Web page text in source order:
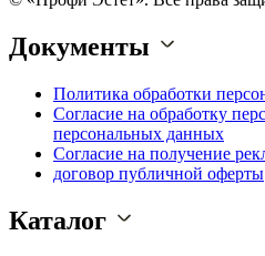
Документы
Политика обработки
Согласие на обработку
персональных данных
Согласие на получение
договор публичной оферты
Каталог